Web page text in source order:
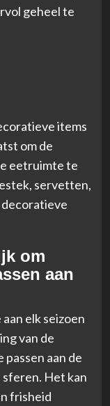
geheel te
items
om de
eetruimte te
servetten,
decoratieve
om
aan
elk seizoen
van de
aan de
Het kan
frisheid